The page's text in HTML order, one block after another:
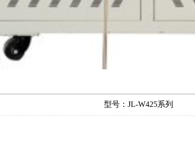
型号：JL-W425系列